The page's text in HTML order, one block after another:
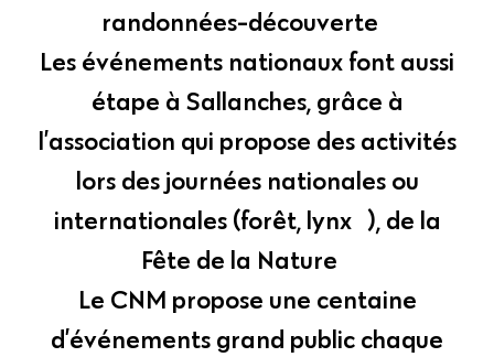
randonnées-découverte…
Les événements nationaux font aussi
étape à Sallanches, grâce à
l’association qui propose des activités
lors des journées nationales ou
internationales (forêt, lynx…), de la
Fête de la Nature…
Le CNM propose une centaine
d’événements grand public chaque